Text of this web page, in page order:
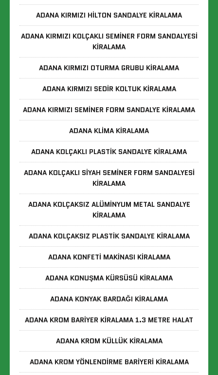
ADANA KIRMIZI HILTON SANDALYE KIRALAMA
ADANA KIRMIZI KOLÇAKLI SEMINER FORM SANDALYESI
KIRALAMA
ADANA KIRMIZI OTURMA GRUBU KIRALAMA
ADANA KIRMIZI SEDIR KOLTUK KIRALAMA
ADANA KIRMIZI SEMINER FORM SANDALYE KIRALAMA
ADANA KLIMA KIRALAMA
ADANA KOLÇAKLI PLASTIK SANDALYE KIRALAMA
ADANA KOLÇAKLI SIYAH SEMINER FORM SANDALYESI
KIRALAMA
ADANA KOLÇAKSIZ ALÜMINYUM METAL SANDALYE
KIRALAMA
ADANA KOLÇAKSIZ PLASTIK SANDALYE KIRALAMA
ADANA KONFETI MAKINASI KIRALAMA
ADANA KONUŞMA KÜRSÜSÜ KIRALAMA
ADANA KONYAK BARDAĞI KIRALAMA
ADANA KROM BARIYER KIRALAMA 1.3 METRE HALAT
ADANA KROM KÜLLÜK KIRALAMA
ADANA KROM YÖNLENDIRME BARIYERI KIRALAMA